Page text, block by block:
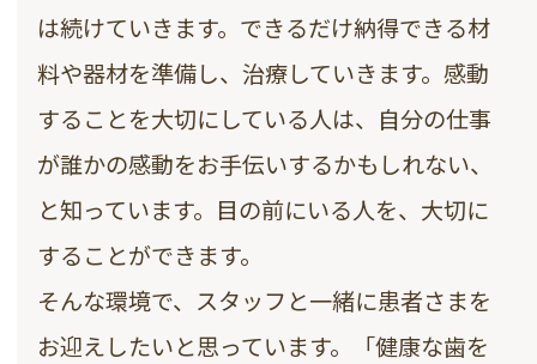
は続けていきます。できるだけ納得できる材
料や器材を準備し、治療していきます。感動
することを大切にしている人は、自分の仕事
が誰かの感動をお手伝いするかもしれない、
と知っています。目の前にいる人を、大切に
することができます。
そんな環境で、スタッフと一緒に患者さまを
お迎えしたいと思っています。「健康な歯を